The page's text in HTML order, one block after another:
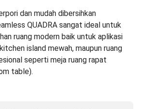
dan mudah dibersihkan
QUADRA sangat ideal untuk
ruang modern baik untuk aplikasi
island mewah, maupun ruang
seperti meja ruang rapat
table).